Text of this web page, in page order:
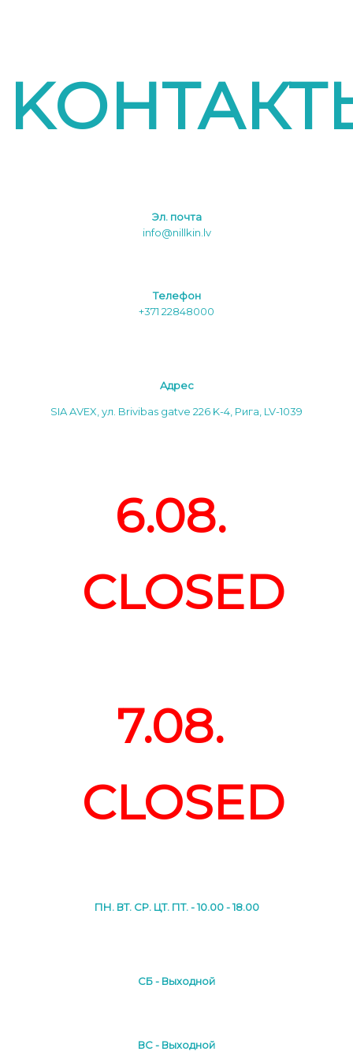
Эл. почта
info@nillkin.lv
Tелефон
+371 22848000
Aдреc
SIA AVEX, ул. Brivibas gatve 226 K-4, Рига, LV-1039
6.08.
CLOSED
7.08.
CLOSED
ПН. ВТ. СР. ЦТ. ПТ. - 10.00 - 18.00
СБ - Выходной
ВС - Выходной